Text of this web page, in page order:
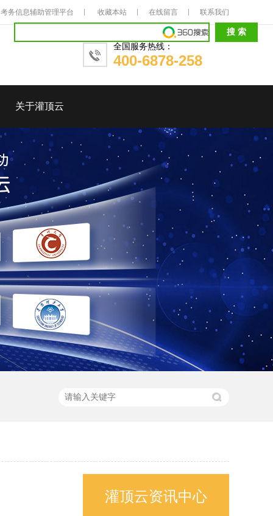
考务信息辅助管理平台 收藏本站 在线留言 联系我们
全国服务热线：
400-6878-258
关于灌顶云
灌顶云资讯中心